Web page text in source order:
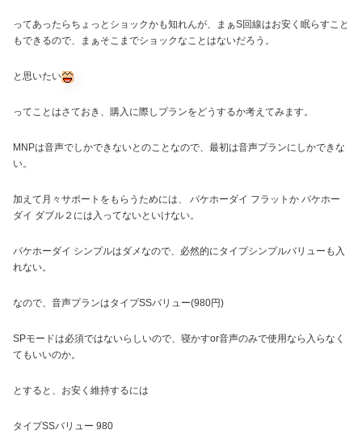
ってあったらちょっとショックかも知れんが、まぁS回線はお安く眠らすこと
もできるので、まぁそこまでショックなことはないだろう。
と思いたい
ってことはさておき、購入に際しプランをどうするか考えてみます。
MNPは音声でしかできないとのことなので、最初は音声プランにしかできな
い。
加えて月々サポートをもらうためには、 パケホーダイ フラットか パケホー
ダイ ダブル２には入ってないといけない。
パケホーダイ シンプルはダメなので、必然的にタイプシンプルバリューも入
れない。
なので、音声プランはタイプSSバリュー(980円)
SPモードは必須ではないらしいので、寝かすor音声のみで使用なら入らなく
てもいいのか。
とすると、お安く維持するには
タイプSSバリュー 980